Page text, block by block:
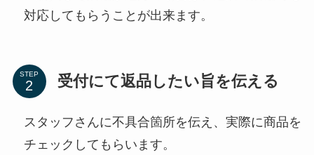
対応してもらうことが出来ます。
STEP 受付にて返品したい旨を伝える
スタッフさんに不具合箇所を伝え、実際に商品を
チェックしてもらいます。